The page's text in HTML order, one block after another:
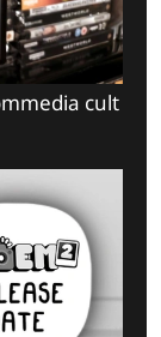
cult